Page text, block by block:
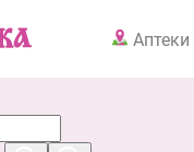
Аптеки